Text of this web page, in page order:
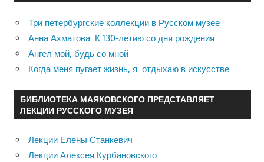
Три петербургские коллекции в Русском музее
Анна Ахматова. К 130-летию со дня рождения
Ангел мой, будь со мной
Когда меня пугает жизнь, я отдыхаю в искусстве …
БИБЛИОТЕКА МАЯКОВСКОГО ПРЕДСТАВЛЯЕТ
ЛЕКЦИИ РУССКОГО МУЗЕЯ
Лекции Елены Станкевич
Лекции Алексея Курбановского